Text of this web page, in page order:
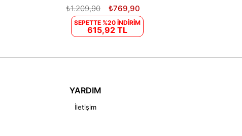
₺769,90
₺1.209,90
SEPETTE %20 İNDİRİM
615,92 TL
YARDIM
İletişim